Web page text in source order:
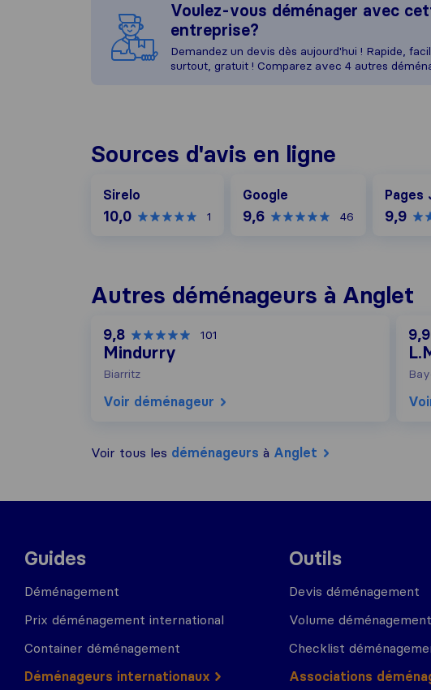
Voulez-vous déménager avec
entreprise?
Demandez un devis dès aujourd'hui ! Rapide,
surtout, gratuit ! Comparez avec 4 autres
Sources d'avis en ligne
Sirelo
10,0 1
Google
9,6 46
Pages
9,9
Autres déménageurs à Anglet
9,8 101
Mindurry
Biarritz
Voir déménageur
9,9
Voir tous les déménageurs à Anglet
Guides
Déménagement
Prix déménagement international
Container déménagement
Déménageurs internationaux
Outils
Devis déménagement
Volume déménagement
Checklist
Associations